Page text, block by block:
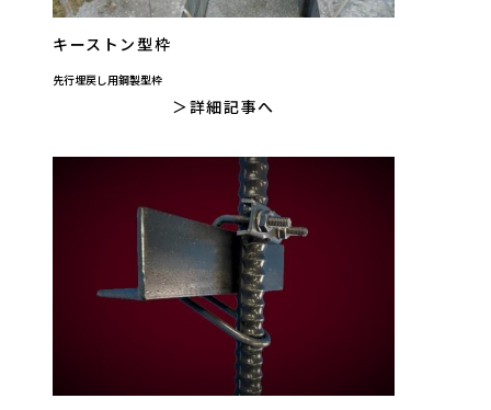
キーストン型枠
先行埋戻し用鋼製型枠
詳細記事へ